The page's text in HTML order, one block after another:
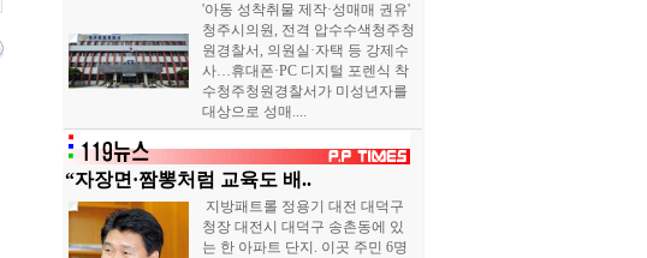
'아동 성착취물 제작·성매매 권유'
청주시의원, 전격 압수수색청주청
원경찰서, 의원실·자택 등 강제수
사…휴대폰·PC 디지털 포렌식 착
수청주청원경찰서가 미성년자를
대상으로 성매....
“자장면·짬뽕처럼 교육도 배..
지방패트롤 정용기 대전 대덕구
청장 대전시 대덕구 송촌동에 있
는 한 아파트 단지. 이곳 주민 6명